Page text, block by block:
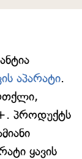
აპარატი.
პროდუქტს
ყავის